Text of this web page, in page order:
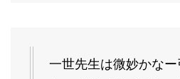
一世先生は微妙かな